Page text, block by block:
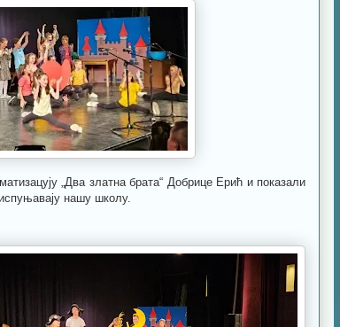
„Два златна брата“ Добрице Ерић и показали
нашу школу.